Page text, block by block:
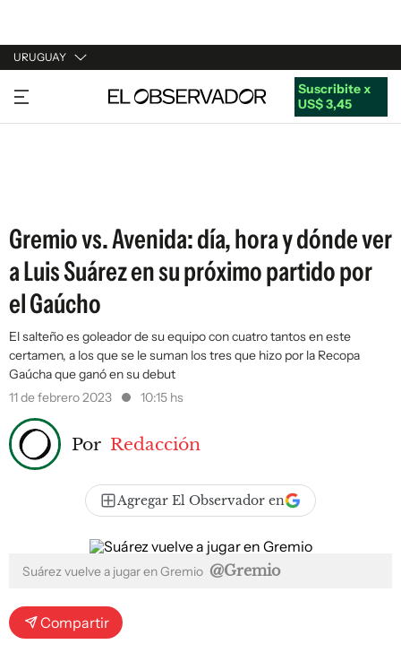
URUGUAY
URUGUAY
ARGENTINA
Suscribite x
US$ 3,45
Gremio vs. Avenida: día, hora y dónde ver
a Luis Suárez en su próximo partido por
el Gaúcho
El salteño es goleador de su equipo con cuatro tantos en este
certamen, a los que se le suman los tres que hizo por la Recopa
Gaúcha que ganó en su debut
11 de febrero 2023
10:15 hs
Por Redacción
Agregar El Observador en
Suárez vuelve a jugar en Gremio @Gremio
Compartir